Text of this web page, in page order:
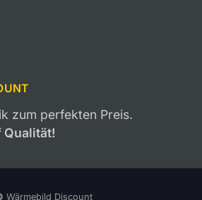
zum perfekten Preis.
Wärmebild Discount